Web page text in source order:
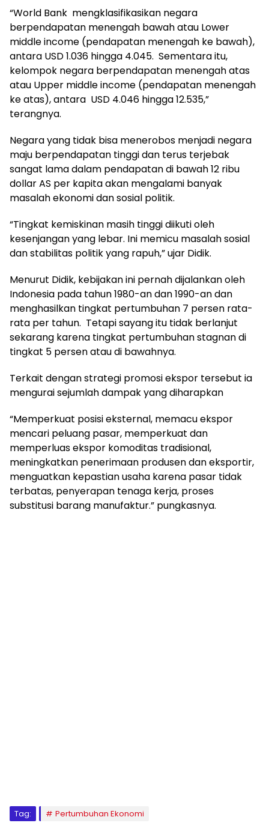
“World Bank mengklasifikasikan negara
berpendapatan menengah bawah atau Lower
middle income (pendapatan menengah ke bawah),
antara USD 1.036 hingga 4.045. Sementara itu,
kelompok negara berpendapatan menengah atas
atau Upper middle income (pendapatan menengah
ke atas), antara USD 4.046 hingga 12.535,”
terangnya.
Negara yang tidak bisa menerobos menjadi negara
maju berpendapatan tinggi dan terus terjebak
sangat lama dalam pendapatan di bawah 12 ribu
dollar AS per kapita akan mengalami banyak
masalah ekonomi dan sosial politik.
“Tingkat kemiskinan masih tinggi diikuti oleh
kesenjangan yang lebar. Ini memicu masalah sosial
dan stabilitas politik yang rapuh,” ujar Didik.
Menurut Didik, kebijakan ini pernah dijalankan oleh
Indonesia pada tahun 1980-an dan 1990-an dan
menghasilkan tingkat pertumbuhan 7 persen rata-
rata per tahun. Tetapi sayang itu tidak berlanjut
sekarang karena tingkat pertumbuhan stagnan di
tingkat 5 persen atau di bawahnya.
Terkait dengan strategi promosi ekspor tersebut ia
mengurai sejumlah dampak yang diharapkan
“Memperkuat posisi eksternal, memacu ekspor
mencari peluang pasar, memperkuat dan
memperluas ekspor komoditas tradisional,
meningkatkan penerimaan produsen dan eksportir,
menguatkan kepastian usaha karena pasar tidak
terbatas, penyerapan tenaga kerja, proses
substitusi barang manufaktur.” pungkasnya.
Tag: Pertumbuhan Ekonomi